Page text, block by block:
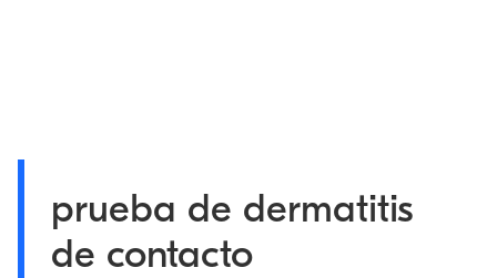
prueba de dermatitis
de contacto